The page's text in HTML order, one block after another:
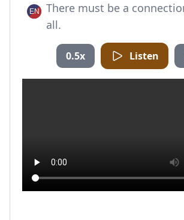
There must be a
all.
0.5x Listen